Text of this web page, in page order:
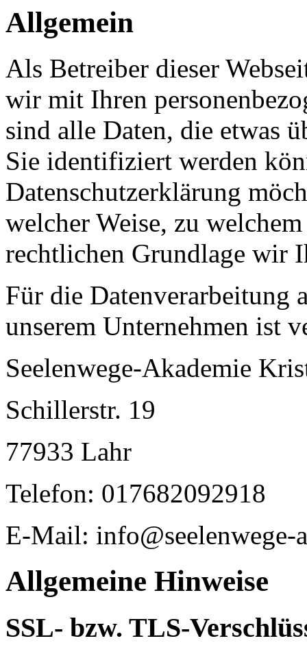
Allgemein
Als Betreiber dieser
wir mit Ihren
sind alle Daten, die etwas
Sie identifiziert werden
Datenschutzerklärung
welcher Weise, zu
rechtlichen Grundlage wir
Für die Datenverarbeitung
unserem Unternehmen ist
Seelenwege-Akademie
Schillerstr. 19
77933 Lahr
Telefon: 017682092918
E-Mail: info@seelenwege-
Allgemeine Hinweise
SSL- bzw. TLS-